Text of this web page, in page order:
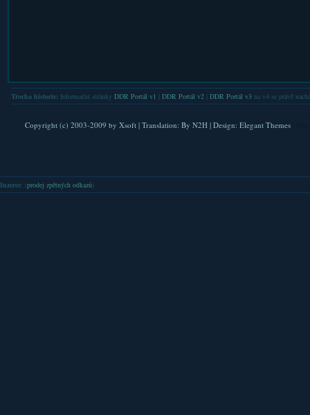
Trocha historie: Informační stránky DDR Portál v1 DDR Portál v2| DDR Portál v3na v4 se právě
Copyright (c) 2003-2009 by Xsoft| Translation: By N2H| Design: Elegant Themes
Inzerce: (prodej zpětných odkazů )